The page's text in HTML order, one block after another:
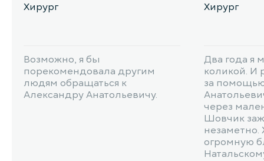
Хирург
Возможно, я бы
порекомендовала другим
людям обращаться к
Александру Анатольевичу.
Хирург
Два года я
коликой. И
за
через
Шовчик
незаметно.
огромную